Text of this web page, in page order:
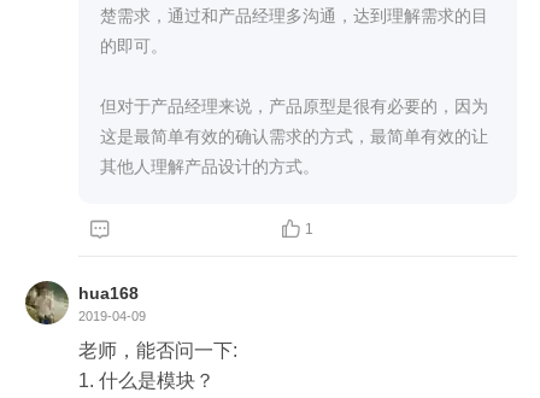
楚需求，通过和产品经理多沟通，达到理解需求的目
的即可。
但对于产品经理来说，产品原型是很有必要的，因为
这是最简单有效的确认需求的方式，最简单有效的让
其他人理解产品设计的方式。
  1
hua168
2019-04-09
老师，能否问一下:
1. 什么是模块？